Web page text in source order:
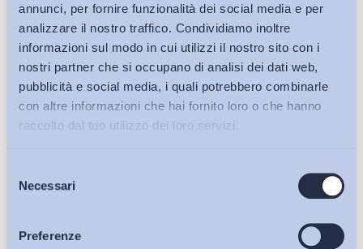
annunci, per fornire funzionalità dei social media e per
analizzare il nostro traffico. Condividiamo inoltre
informazioni sul modo in cui utilizzi il nostro sito con i
nostri partner che si occupano di analisi dei dati web,
pubblicità e social media, i quali potrebbero combinarle
con altre informazioni che hai fornito loro o che hanno
raccolto dal tuo utilizzo dei loro servizi.
delNecessari
Preferenze
Bollettini ADAPT
Articoli
Direttore ADAPT University Press
@francescoseghezz